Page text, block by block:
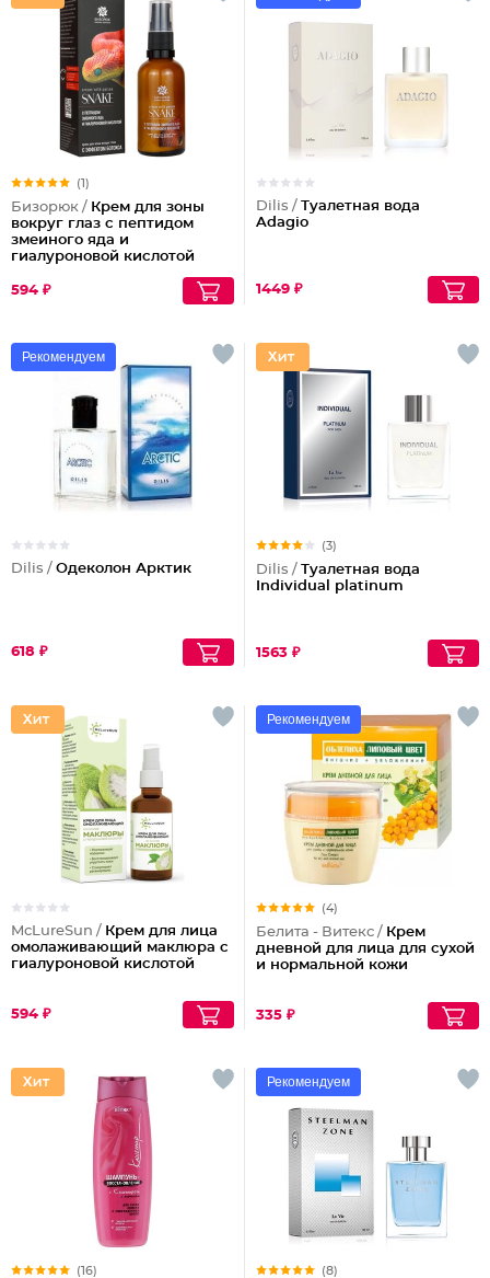
(1)
Бизорюк / Крем для зоны
вокруг глаз с пептидом
змеиного яда и
гиалуроновой кислотой
594 ₽
Dilis / Туалетная вода
Adagio
1449 ₽
Рекомендуем
Dilis / Одеколон Арктик
618 ₽
(3)
Dilis / Туалетная вода
Individual platinum
1563 ₽
McLureSun / Крем для лица
омолаживающий маклюра с
гиалуроновой кислотой
594 ₽
Рекомендуем
(4)
Белита - Витекс / Крем
дневной для лица для сухой
и нормальной кожи
335 ₽
(16)
Рекомендуем
(8)